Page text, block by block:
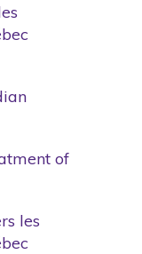
of
les